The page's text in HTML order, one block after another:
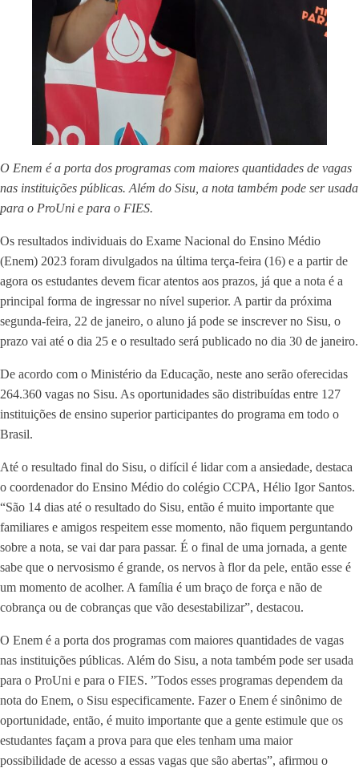
O Enem é a porta dos programas com maiores quantidades de vagas
nas instituições públicas. Além do Sisu, a nota também pode ser usada
para o ProUni e para o FIES.
Os resultados individuais do Exame Nacional do Ensino Médio
(Enem) 2023 foram divulgados na última terça-feira (16) e a partir de
agora os estudantes devem ficar atentos aos prazos, já que a nota é a
principal forma de ingressar no nível superior. A partir da próxima
segunda-feira, 22 de janeiro, o aluno já pode se inscrever no Sisu, o
prazo vai até o dia 25 e o resultado será publicado no dia 30 de janeiro.
De acordo com o Ministério da Educação, neste ano serão oferecidas
264.360 vagas no Sisu. As oportunidades são distribuídas entre 127
instituições de ensino superior participantes do programa em todo o
Brasil.
Até o resultado final do Sisu, o difícil é lidar com a ansiedade, destaca
o coordenador do Ensino Médio do colégio CCPA, Hélio Igor Santos.
“São 14 dias até o resultado do Sisu, então é muito importante que
familiares e amigos respeitem esse momento, não fiquem perguntando
sobre a nota, se vai dar para passar. É o final de uma jornada, a gente
sabe que o nervosismo é grande, os nervos à flor da pele, então esse é
um momento de acolher. A família é um braço de força e não de
cobrança ou de cobranças que vão desestabilizar”, destacou.
O Enem é a porta dos programas com maiores quantidades de vagas
nas instituições públicas. Além do Sisu, a nota também pode ser usada
para o ProUni e para o FIES. ”Todos esses programas dependem da
nota do Enem, o Sisu especificamente. Fazer o Enem é sinônimo de
oportunidade, então, é muito importante que a gente estimule que os
estudantes façam a prova para que eles tenham uma maior
possibilidade de acesso a essas vagas que são abertas”, afirmou o